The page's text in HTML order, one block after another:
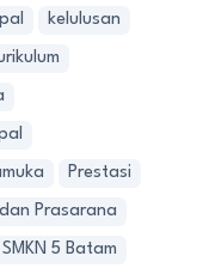
kelulusan
Prestasi
Prasarana
SMKN 5 Batam